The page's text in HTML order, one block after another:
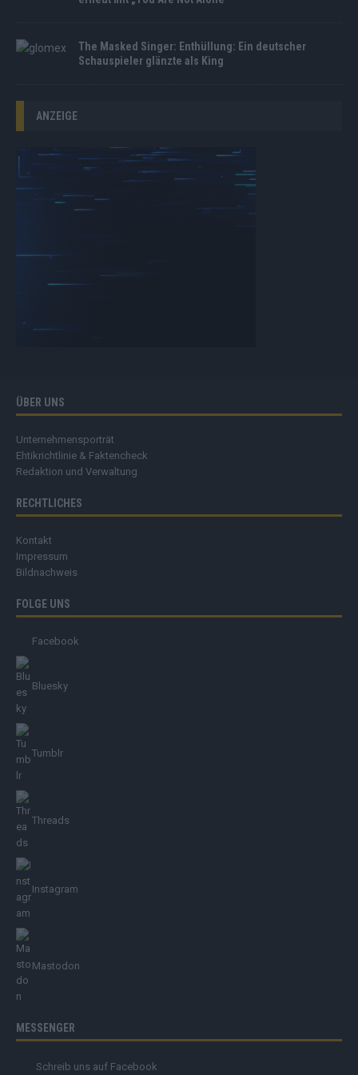
The Masked Singer: Enthüllung: Ein deutscher
Schauspieler glänzte als King
ANZEIGE
ÜBER UNS
Unternehmensporträt
Ehtikrichtlinie & Faktencheck
Redaktion und Verwaltung
RECHTLICHES
Kontakt
Impressum
Bildnachweis
FOLGE UNS
Facebook
Bluesky
Tumblr
Threads
Instagram
Mastodon
MESSENGER
Schreib uns auf Facebook